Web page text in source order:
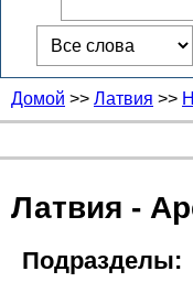
Домой >> Латвия >>
Латвия -
Подразделы: